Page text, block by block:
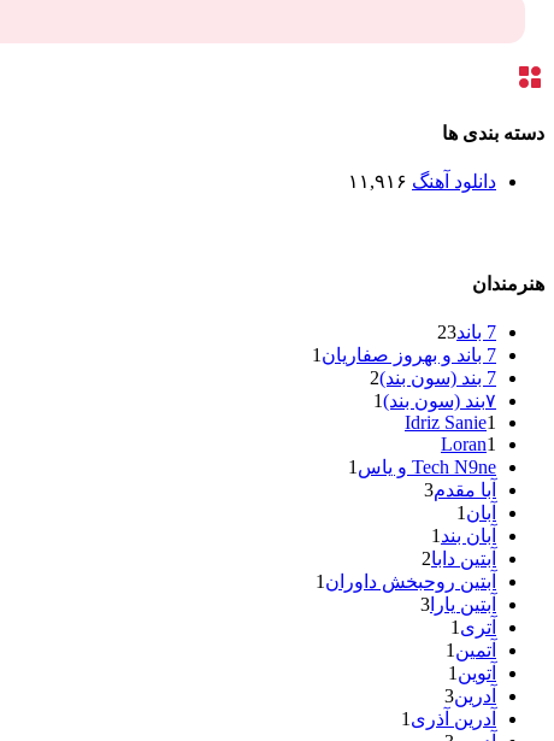
دسته بندی ها
دانلود آهنگ ۱۱,۹۱۶
هنرمندان
7 باند
23
7 باند و بهروز صفاریان
1
7 بند (سون بند)
2
۷بند (سون بند)
1
Idriz Sanie1
Loran1
Tech N9ne و یاس
1
آبا مقدم3
آبان 1
آبان بند 1
آبتین دابا2
آبتین روحبخش داوران 1
آبتین یارا 3
آتری 1
آتمین 1
آتوین 1
آدرین3
آدرین آذری 1